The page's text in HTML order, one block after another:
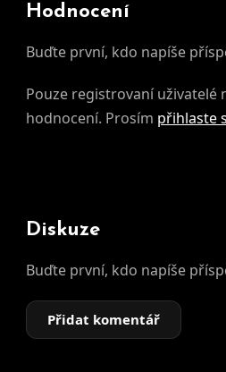
Hodnocení
Buďte první, kdo napíše
Pouze registrovaní uživatelé
hodnocení. Prosím přihlaste
Diskuze
Buďte první, kdo napíše
Přidat komentář